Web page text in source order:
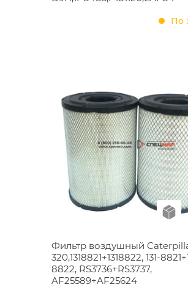
По
Фильтр воздушный
320,1318821+1318822, 131-
8822, RS3736+RS3737,
AF25589+AF25624